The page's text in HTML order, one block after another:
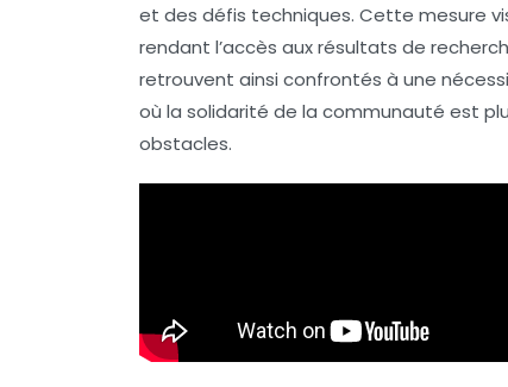
et des défis techniques. Cette mesure
rendant l’accès aux résultats de
retrouvent ainsi confrontés à une
où la solidarité de la communauté est
obstacles.